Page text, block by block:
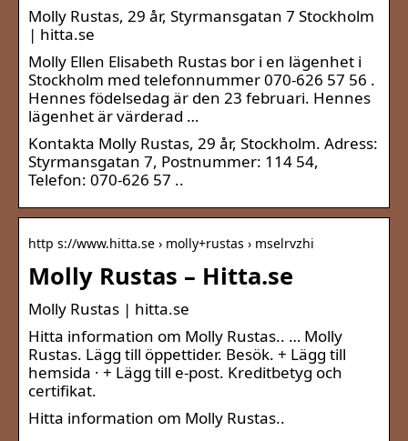
Molly Rustas, 29 år, Styrmansgatan 7 Stockholm
| hitta.se
Molly Ellen Elisabeth Rustas bor i en lägenhet i
Stockholm med telefonnummer 070-626 57 56 .
Hennes födelsedag är den 23 februari. Hennes
lägenhet är värderad …
Kontakta Molly Rustas, 29 år, Stockholm. Adress:
Styrmansgatan 7, Postnummer: 114 54,
Telefon: 070-626 57 ..
http s://www.hitta.se › molly+rustas › mselrvzhi
Molly Rustas – Hitta.se
Molly Rustas | hitta.se
Hitta information om Molly Rustas.. … Molly
Rustas. Lägg till öppettider. Besök. + Lägg till
hemsida · + Lägg till e-post. Kreditbetyg och
certifikat.
Hitta information om Molly Rustas..